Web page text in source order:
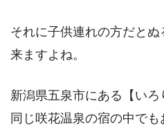
それに子供連れの方だと
来ますよね。
新潟県五泉市にある【いろ
同じ咲花温泉の宿の中でも